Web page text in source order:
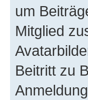
um
Mitglied
Beitritt zu